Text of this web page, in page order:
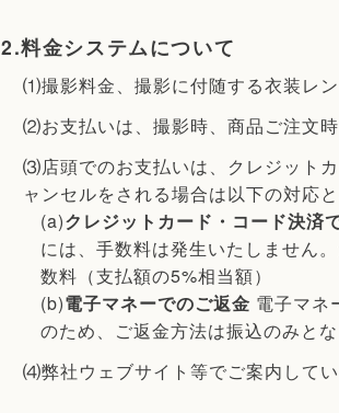
2.料金システムについて
⑴撮影料金、撮影に付随する衣装レ
⑵お支払いは、撮影時、商品ご注文
⑶店頭でのお支払いは、クレジット
ャンセルをされる場合は以下の対応と
(a)クレジットカード・コード決済
には、手数料は発生いたしません
数料（支払額の5%相当額）
(b)電子マネーでのご返金 電子マネ
のため、ご返金方法は振込のみと
⑷弊社ウェブサイト等でご案内して